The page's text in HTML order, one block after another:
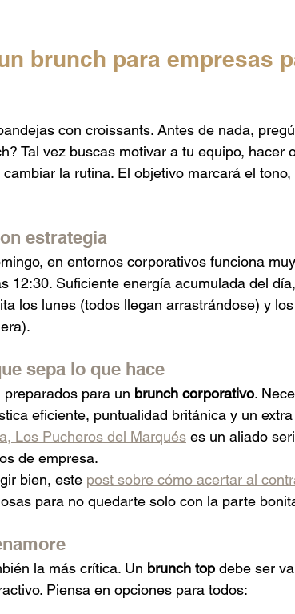
brunch para empresas
con croissants. Antes de nada,
Tal vez buscas motivar a tu equipo, hacer
la rutina. El objetivo marcará el
estrategia
en entornos corporativos funciona
12:30. Suficiente energía acumulada del
los lunes (todos llegan arrastrándose) y
sepa lo que hace
para un brunch corporativo.
eficiente, puntualidad británica y un
Los Pucheros del Marqués es un aliado
de empresa.
bien, este post sobre cómo acertar al
para no quedarte solo con la parte
la más crítica. Un brunch top debe ser
Piensa en opciones para todos: